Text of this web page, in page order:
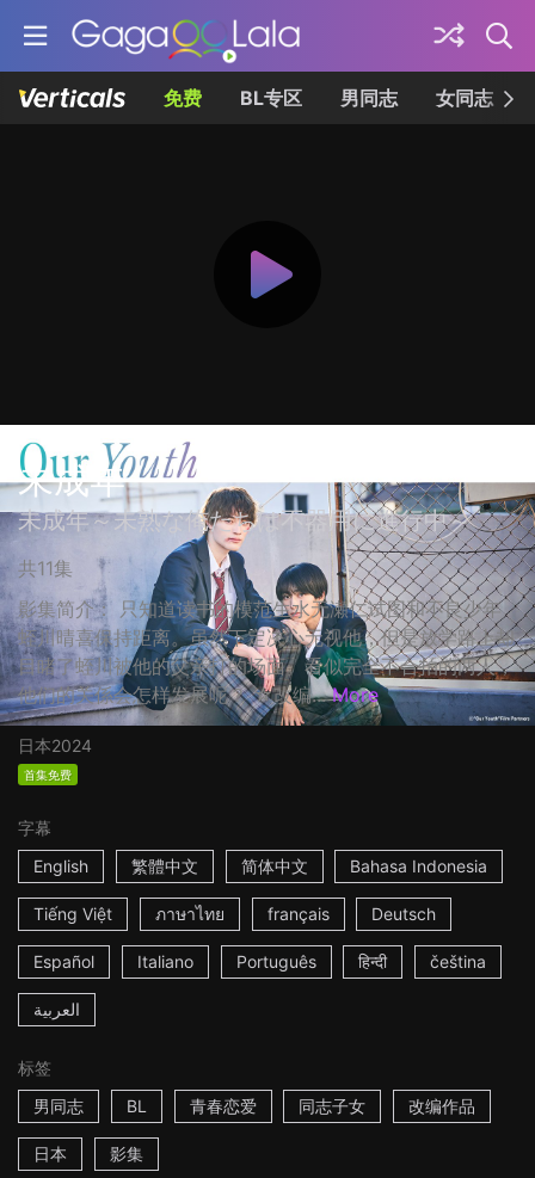
免费 BL专区 男同志 女同志
未成年
未成年～未熟な俺たちは不器用に進行中～
共11集
影集简介： 只知道读书的模范生水无瀬仁试图和不良少年
蛭川晴喜保持距离。虽然下定决心无视他，但是放学路上却
目睹了蛭川被他的父亲打的场面。看似完全不合拍的两人，
他们的关係会怎样发展呢？ ☆改编... More
日本2024
首集免费
字幕
English
繁體中文 简体中文 Bahasa Indonesia
Tiếng Việt ภาษาไทย français Deutsch
Español Italiano Português हिन्दी čeština
العربية
标签
男同志
BL 青春恋爱 同志子女 改编作品
日本 影集